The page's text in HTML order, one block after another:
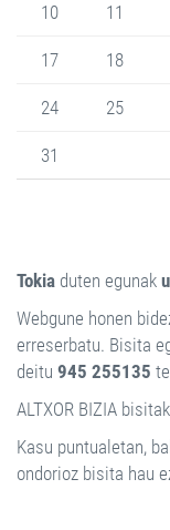
10 11
17 18
24 25
31
Tokia duten egunak
Webgune honen
erreserbatu. Bisita
deitu 945 255135
ALTXOR BIZIA bisitak
Kasu puntualetan,
ondorioz bisita hau